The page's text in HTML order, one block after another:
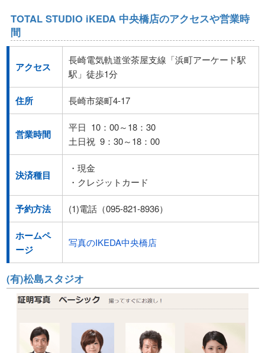
TOTAL STUDIO iKEDA 中央橋店のアクセスや営業時
間
アクセス
長崎電気軌道蛍茶屋支線「浜町アーケード駅
駅」徒歩1分
住所 長崎市築町4-17
営業時間
平日 10：00～18：30
土日祝 9：30～18：00
決済種目
・現金
・クレジットカード
予約方法 (1)電話（095-821-8936）
ホームペ
ージ
写真のIKEDA中央橋店
(有)松島スタジオ